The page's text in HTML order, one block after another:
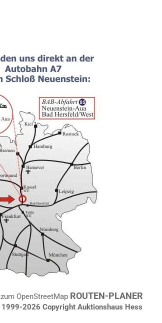
zum OpenStreetMap ROUTEN-PLANER
1999-2026 Copyright Auktionshaus Hess